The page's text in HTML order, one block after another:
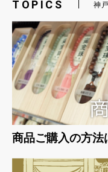
お買い物を
TOPICS 神
商品ご購入の方法